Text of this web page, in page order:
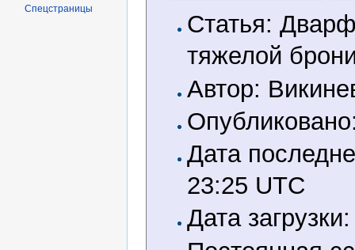
Статья:
тяжелой
Автор:
Дата
23:25 UTC
Дата
Спецстраницы